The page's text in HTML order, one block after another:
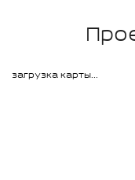
загрузка карты...